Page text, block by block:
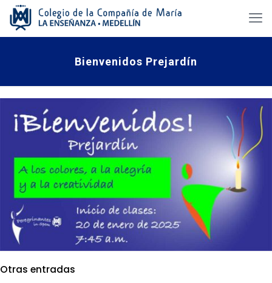
Bienvenidos Prejardín
Otras entradas